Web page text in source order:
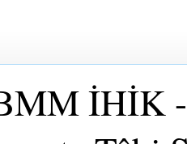
İHİK -